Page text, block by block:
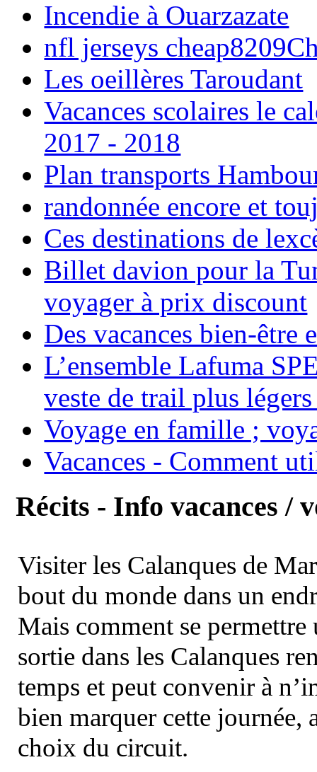
Incendie à Ouarzazate
nfl jerseys
Les oeillères Taroudant
Vacances scolaires le
2017 - 2018
Plan transports
randonnée encore et
Ces destinations de
Billet davion pour la
voyager à prix discount
Des vacances bien-être
L’ensemble Lafuma
veste de trail plus
Voyage en famille ;
Vacances - Comment
Récits - Info vacances /
Visiter les Calanques de
bout du monde dans un
Mais comment se permettre
sortie dans les Calanques
temps et peut convenir à
bien marquer cette journée,
choix du circuit.